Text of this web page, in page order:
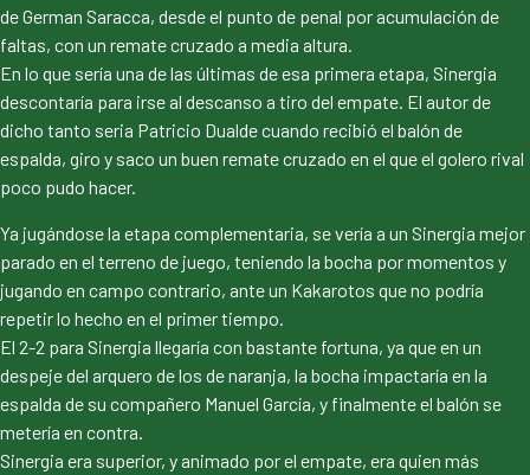
de German Saracca, desde el punto de penal por acumulación de
faltas, con un remate cruzado a media altura.
En lo que sería una de las últimas de esa primera etapa, Sinergia
descontaría para irse al descanso a tiro del empate. El autor de
dicho tanto seria Patricio Dualde cuando recibió el balón de
espalda, giro y saco un buen remate cruzado en el que el golero rival
poco pudo hacer.
Ya jugándose la etapa complementaria, se vería a un Sinergia mejor
parado en el terreno de juego, teniendo la bocha por momentos y
jugando en campo contrario, ante un Kakarotos que no podría
repetir lo hecho en el primer tiempo.
El 2-2 para Sinergia llegaría con bastante fortuna, ya que en un
despeje del arquero de los de naranja, la bocha impactaría en la
espalda de su compañero Manuel García, y finalmente el balón se
metería en contra.
Sinergia era superior, y animado por el empate, era quien más